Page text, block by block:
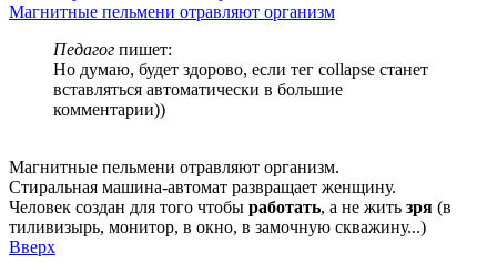
Магнитные пельмени отравляют организм
Педагог пишет:
Но думаю, будет здорово, если тег collapse станет
вставляться автоматически в большие
комментарии))
Магнитные пельмени отравляют организм.
Стиральная машина-автомат развращает женщину.
Человек создан для того чтобы работать, а не жить зря (в
тиливизырь, монитор, в окно, в замочную скважину...)
Вверх